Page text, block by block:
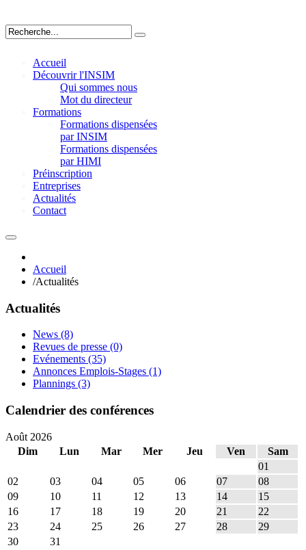
Accueil
Découvrir l'INSIM
Qui sommes nous
Mot du directeur
Formations
Formations dispensées
par INSIM
Formations dispensées
par HIMI
Préinscription
Entreprises
Actualités
Contact
Accueil
/Actualités
Actualités
News (8)
Revues de presse (0)
Evénements (35)
Annonces Emplois-Stages (1)
Plannings (3)
Calendrier des conférences
Août 2026
Dim
Lun Mar Mer Jeu Ven
Sam
01
02
03 04 05 06 07
08
09
10 11 12 13 14
15
16
17 18 19 20 21
22
23
24 25 26 27 28
29
30
31